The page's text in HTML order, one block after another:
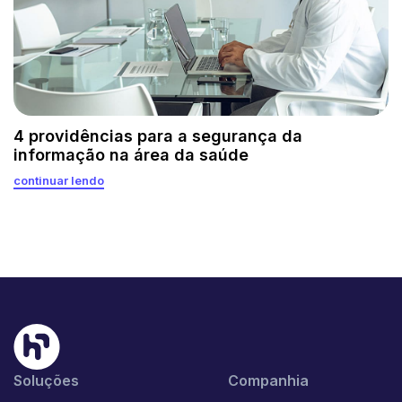
4 providências para a segurança da
informação na área da saúde
continuar lendo
Soluções Companhia